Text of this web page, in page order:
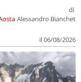
di
Alessandro Bianchet
il 06/08/2026